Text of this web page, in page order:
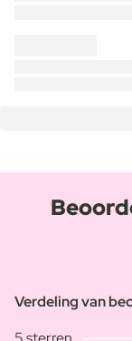
Verdeling van